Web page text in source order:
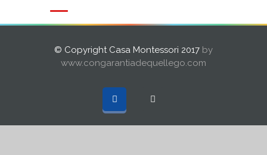
© Copyright Casa Montessori 2017 by
www.congarantiadequellego.com